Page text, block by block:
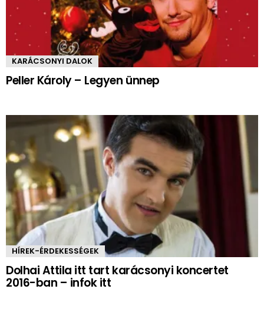
KARÁCSONYI DALOK
Peller Károly – Legyen ünnep
HÍREK-ÉRDEKESSÉGEK
Dolhai Attila itt tart karácsonyi koncertet
2016-ban – infok itt